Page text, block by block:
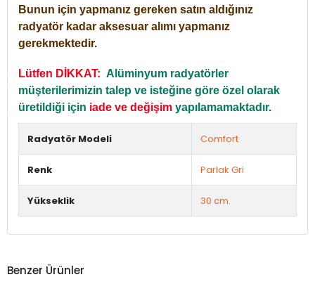
Bunun için yapmanız gereken satın aldığınız
radyatör kadar aksesuar alımı yapmanız
gerekmektedir.
Lütfen DİKKAT: Alüminyum radyatörler
müşterilerimizin talep ve isteğine göre özel olarak
üretildiği için iade ve değişim yapılamamaktadır.
Radyatör Modeli Comfort
Renk Parlak Gri
Yükseklik 30 cm.
Benzer Ürünler